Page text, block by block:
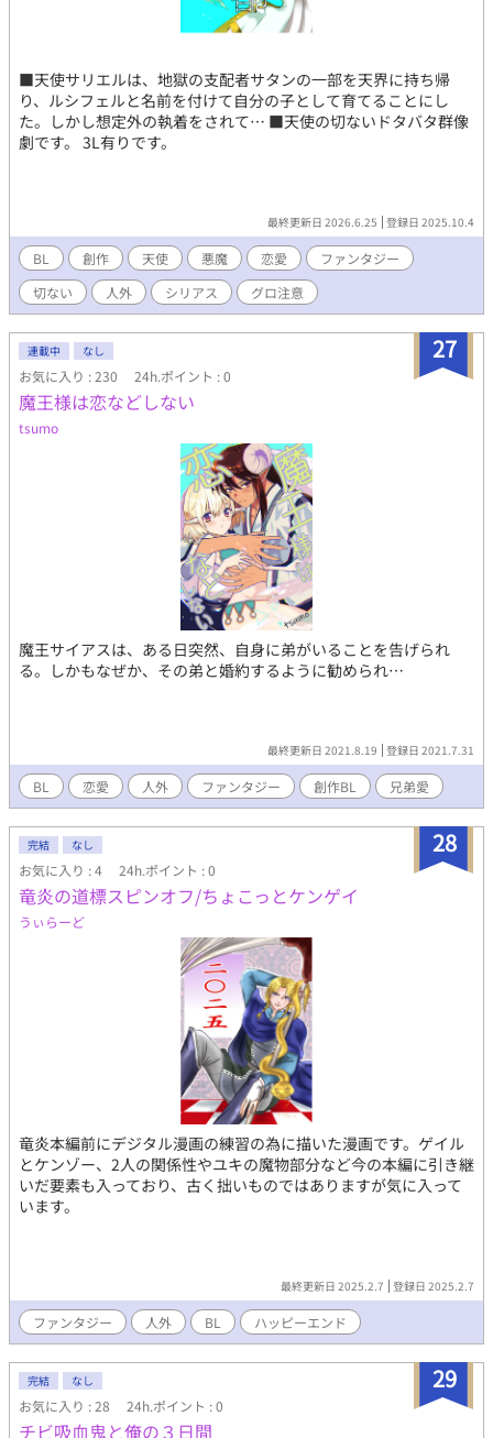
■天使サリエルは、地獄の支配者サタンの一部を天界に持ち帰
り、ルシフェルと名前を付けて自分の子として育てることにし
た。しかし想定外の執着をされて… ■天使の切ないドタバタ群像
劇です。 3L有りです。
最終更新日 2026.6.25 登録日 2025.10.4
BL 創作 天使 悪魔 恋愛
ファンタジー
切ない
人外 シリアス グロ注意
27
連載中 なし
お気に入り : 230 24h.ポイント : 0
魔王様は恋などしない
tsumo
魔王サイアスは、ある日突然、自身に弟がいることを告げられ
る。しかもなぜか、その弟と婚約するように勧められ…
最終更新日 2021.8.19 登録日 2021.7.31
BL 恋愛 人外 ファンタジー 創作BL 兄弟愛
28
完結 なし
お気に入り : 4 24h.ポイント : 0
竜炎の道標スピンオフ/ちょこっとケンゲイ
うぃらーど
竜炎本編前にデジタル漫画の練習の為に描いた漫画です。ゲイル
とケンゾー、2人の関係性やユキの魔物部分など今の本編に引き継
いだ要素も入っており、古く拙いものではありますが気に入って
います。
最終更新日 2025.2.7 登録日 2025.2.7
ファンタジー 人外 BL ハッピーエンド
29
完結 なし
お気に入り : 28 24h.ポイント : 0
チビ吸血鬼と俺の３日間